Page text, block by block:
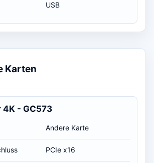
USB
Karten
4K - GC573
Andere Karte
PCIe x16